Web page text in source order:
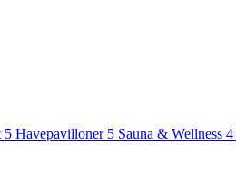
5 Havepavilloner 5 Sauna & Wellness 4